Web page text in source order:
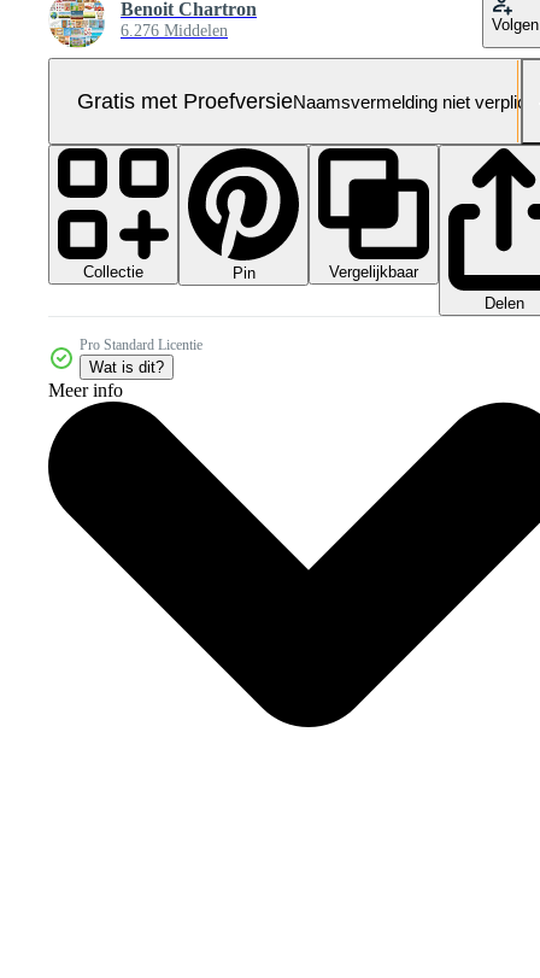
Benoit Chartron
6.276 Middelen Volgen
Gratis met ProefversieNaamsvermelding niet verplicht
Collectie Pin
Vergelijkbaar
Delen
Pro Standard Licentie
Wat is dit?
Meer info